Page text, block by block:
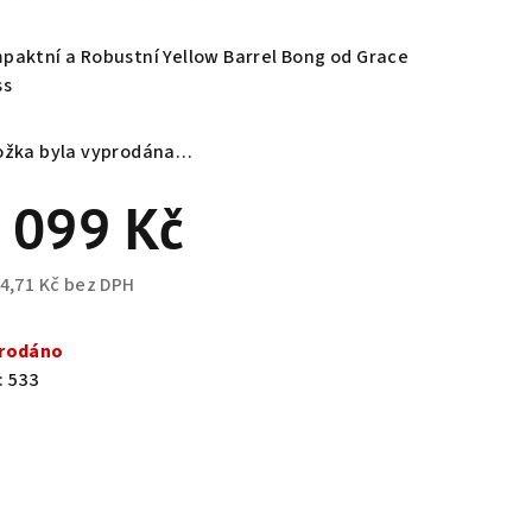
a Robustní Yellow Barrel Bong od Grace
byla vyprodána…
Kč
Kč bez DPH
533